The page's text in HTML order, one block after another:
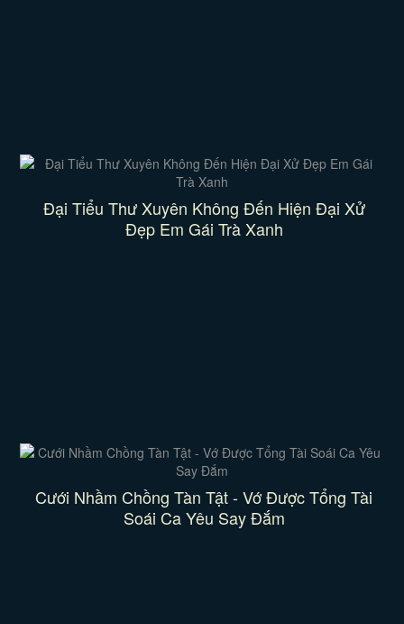
Đại Tiểu Thư Xuyên Không Đến Hiện Đại Xử
Đẹp Em Gái Trà Xanh
Cưới Nhầm Chồng Tàn Tật - Vớ Được Tổng Tài
Soái Ca Yêu Say Đắm